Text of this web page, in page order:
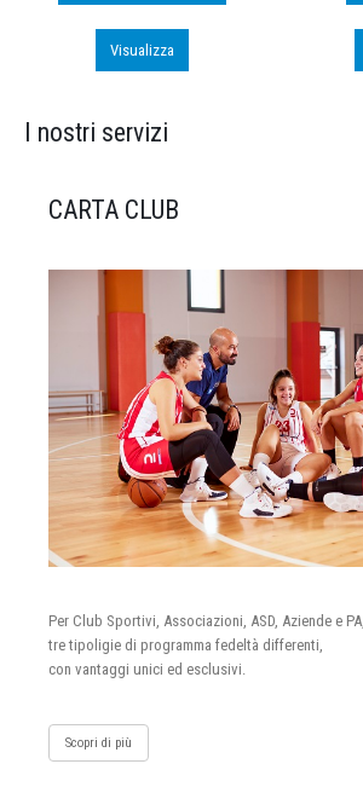
Visualizza
I nostri servizi
CARTA CLUB
Per Club Sportivi, Associazioni, ASD, Aziende e PA,
tre tipoligie di programma fedeltà differenti,
con vantaggi unici ed esclusivi.
Scopri di più